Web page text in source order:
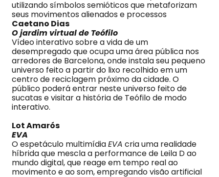
utilizando símbolos semióticos que metaforizam
seus movimentos alienados e processos
Caetano Dias
O jardim virtual de Teófilo
Vídeo interativo sobre a vida de um
desempregado que ocupa uma área pública nos
arredores de Barcelona, onde instala seu pequeno
universo feito a partir do lixo recolhido em um
centro de reciclagem próximo da cidade. O
público poderá entrar neste universo feito de
sucatas e visitar a história de Teófilo de modo
interativo.
Lot Amarós
EVA
O espetáculo multimídiaEVA cria uma realidade
híbrida que mescla a performance de Leila D ao
mundo digital, que reage em tempo real ao
movimento e ao som, empregando visão artificial